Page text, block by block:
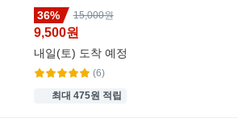
36%
15,000원
9,500원
내일(토) 도착 예정
(6)
최대 475원 적립